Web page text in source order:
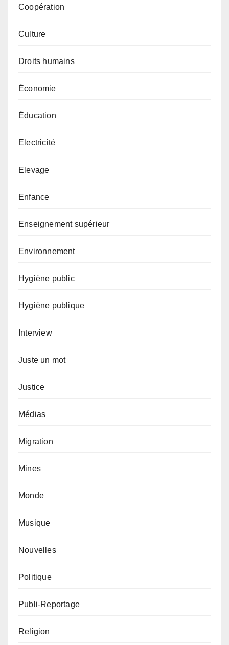
Coopération
Culture
Droits humains
Économie
Éducation
Electricité
Elevage
Enfance
Enseignement supérieur
Environnement
Hygiène public
Hygiène publique
Interview
Juste un mot
Justice
Médias
Migration
Mines
Monde
Musique
Nouvelles
Politique
Publi-Reportage
Religion